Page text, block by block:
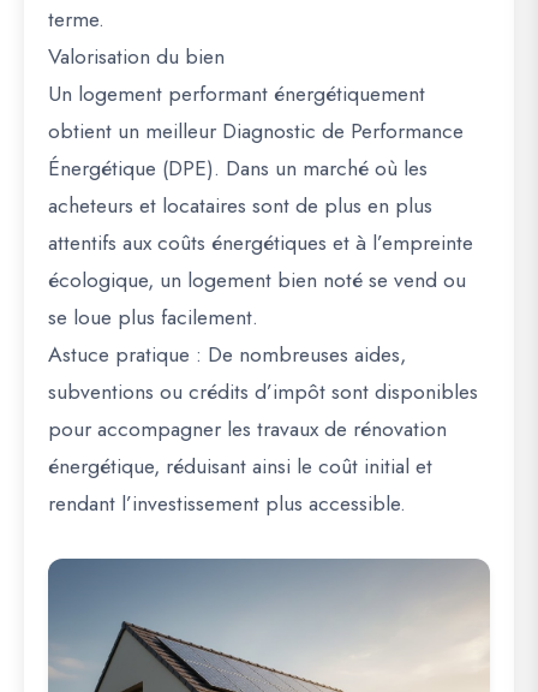
terme.
Valorisation du bien
Un logement performant énergétiquement
obtient un meilleur Diagnostic de Performance
Énergétique (DPE). Dans un marché où les
acheteurs et locataires sont de plus en plus
attentifs aux coûts énergétiques et à l’empreinte
écologique, un logement bien noté se vend ou
se loue plus facilement.
Astuce pratique : De nombreuses aides,
subventions ou crédits d’impôt sont disponibles
pour accompagner les travaux de rénovation
énergétique, réduisant ainsi le coût initial et
rendant l’investissement plus accessible.